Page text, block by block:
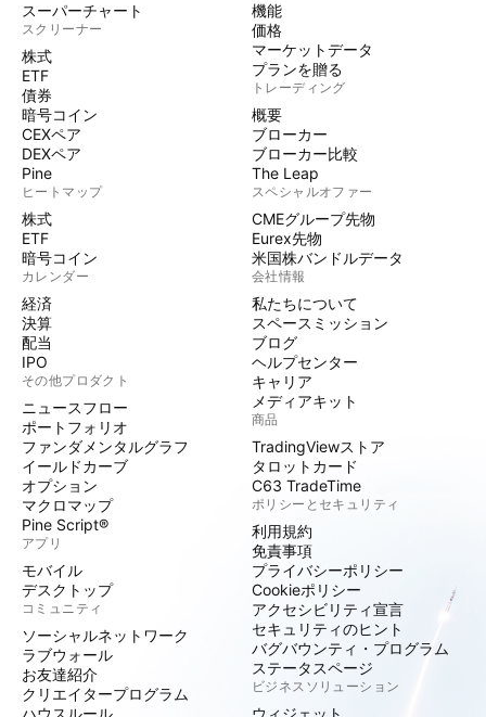
スーパーチャート
スクリーナー
株式
ETF
債券
暗号コイン
CEXペア
DEXペア
Pine
ヒートマップ
株式
ETF
暗号コイン
カレンダー
経済
決算
配当
IPO
その他プロダクト
ニュースフロー
ポートフォリオ
ファンダメンタルグラフ
イールドカーブ
オプション
マクロマップ
Pine Script®
アプリ
モバイル
デスクトップ
コミュニティ
ソーシャルネットワーク
ラブウォール
お友達紹介
クリエイタープログラム
ハウスルール
機能
価格
マーケットデータ
プランを贈る
トレーディング
概要
ブローカー
ブローカー比較
The Leap
スペシャルオファー
CMEグループ先物
Eurex先物
米国株バンドルデータ
会社情報
私たちについて
スペースミッション
ブログ
ヘルプセンター
キャリア
メディアキット
商品
TradingViewストア
タロットカード
C63 TradeTime
ポリシーとセキュリティ
利用規約
免責事項
プライバシーポリシー
Cookieポリシー
アクセシビリティ宣言
セキュリティのヒント
バグバウンティ・プログラム
ステータスページ
ビジネスソリューション
ウィジェット